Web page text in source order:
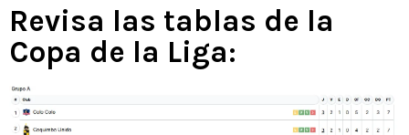
Revisa las tablas de la
Copa de la Liga: